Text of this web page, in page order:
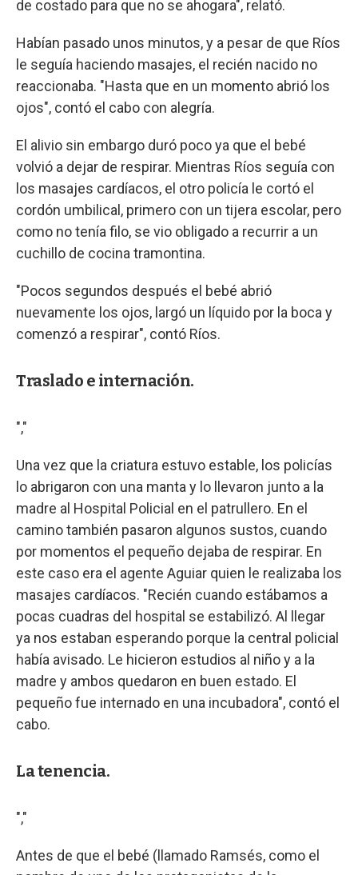
de costado para que no se ahogara", relató.
Habían pasado unos minutos, y a pesar de que Ríos
le seguía haciendo masajes, el recién nacido no
reaccionaba. "Hasta que en un momento abrió los
ojos", contó el cabo con alegría.
El alivio sin embargo duró poco ya que el bebé
volvió a dejar de respirar. Mientras Ríos seguía con
los masajes cardíacos, el otro policía le cortó el
cordón umbilical, primero con un tijera escolar, pero
como no tenía filo, se vio obligado a recurrir a un
cuchillo de cocina tramontina.
"Pocos segundos después el bebé abrió
nuevamente los ojos, largó un líquido por la boca y
comenzó a respirar", contó Ríos.
Traslado e internación.
","
Una vez que la criatura estuvo estable, los policías
lo abrigaron con una manta y lo llevaron junto a la
madre al Hospital Policial en el patrullero. En el
camino también pasaron algunos sustos, cuando
por momentos el pequeño dejaba de respirar. En
este caso era el agente Aguiar quien le realizaba los
masajes cardíacos. "Recién cuando estábamos a
pocas cuadras del hospital se estabilizó. Al llegar
ya nos estaban esperando porque la central policial
había avisado. Le hicieron estudios al niño y a la
madre y ambos quedaron en buen estado. El
pequeño fue internado en una incubadora", contó el
cabo.
La tenencia.
","
Antes de que el bebé (llamado Ramsés, como el